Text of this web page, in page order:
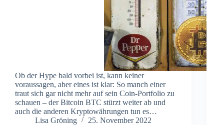
Ob der Hype bald vorbei ist, kann keiner
voraussagen, aber eines ist klar: So manch einer
traut sich gar nicht mehr auf sein Coin-Portfolio zu
schauen – der Bitcoin BTC stürzt weiter ab und
auch die anderen Kryptowährungen tun es…
Lisa Gröning
25. November 2022